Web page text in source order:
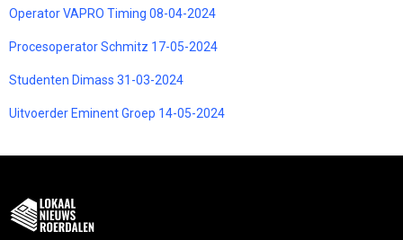
Operator VAPRO Timing 08-04-2024
Procesoperator Schmitz 17-05-2024
Studenten Dimass 31-03-2024
Uitvoerder Eminent Groep 14-05-2024